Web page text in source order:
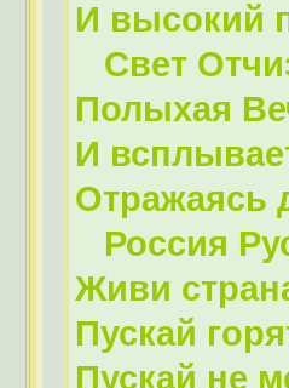
И высокий
Свет
Полыхая
И
Отражаясь
Россия
Живи
Пускай
Пускай не